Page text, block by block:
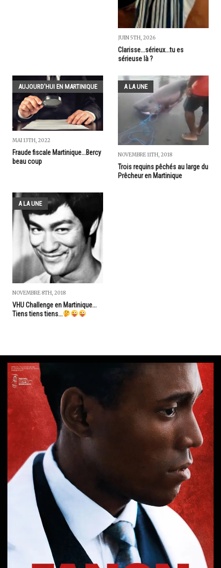
JUIN 5TH, 2026
Clarisse...sérieux...tu es
sérieuse là ?
AUJOURD'HUI EN MARTINIQUE
MAI 13TH, 2022
Fraude fiscale Martinique...Bercy
beau coup
A LA UNE
NOVEMBRE 11TH, 2018
Trois requins pêchés au large du
Prêcheur en Martinique
A LA UNE
NOVEMBRE 8TH, 2018
VHU Challenge en Martinique...
Tiens tiens tiens...